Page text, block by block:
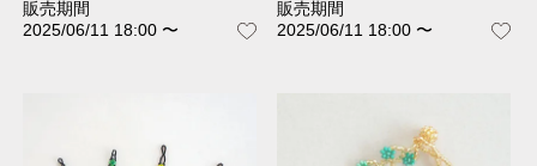
販売期間
2025/06/11 18:00 〜
販売期間
2025/06/11 18:00 〜